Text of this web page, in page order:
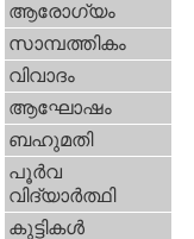
ആരോഗ്യം
സാമ്പത്തികം
വിവാദം
ആഘോഷം
ബഹുമതി
പൂര്‍വ
വിദ്യാര്‍ത്ഥി
കുട്ടികള്‍